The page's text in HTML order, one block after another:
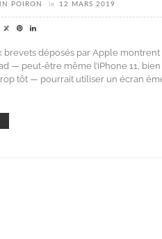
POIRON le 12 MARS 2019
brevets déposés par Apple montrent
— peut-être même l’iPhone 11,
tôt — pourrait utiliser un écran